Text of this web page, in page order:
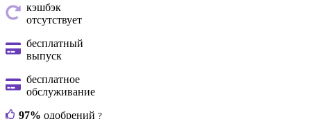
кэшбэк
отсутствует
бесплатный
выпуск
бесплатное
обслуживание
97% одобрений ?